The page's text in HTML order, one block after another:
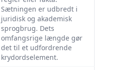
Sætningen er udbredt i
juridisk og akademisk
sprogbrug. Dets
omfangsrige længde gør
det til et udfordrende
krydordselement.